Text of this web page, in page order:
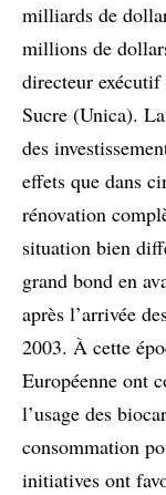
milliards de
millions de
directeur
Sucre (Unica).
des
effets que dans
rénovation
situation bien
grand bond en
après l’arrivée
2003. À cette
Européenne ont
l’usage des
consommation
initiatives ont